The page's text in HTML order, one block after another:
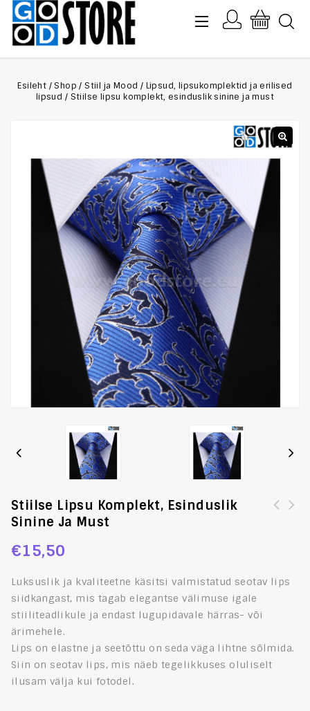
Esileht / Shop / Stiil ja Mood / Lipsud, lipsukomplektid ja erilised
lipsud / Stiilse lipsu komplekt, esinduslik sinine ja must
Stiilse Lipsu Komplekt, Esinduslik
Sinine Ja Must
€15,50
Luksuslik ja kvaliteetne käsitsi valmistatud seotav lips
siidkangast, mis tagab elegantse välimuse igale
stiiliteadlikule ja endast lugupidavale härras- või
ärimehele.
Lips on elastne ja seetõttu on seda väga lihtne sõlmida.
Siin on seotav lips, mis näeb tegelikkuses oluliselt
ilusam välja kui fotodel.